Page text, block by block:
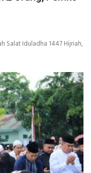
Salat Iduladha 1447 Hijriah,